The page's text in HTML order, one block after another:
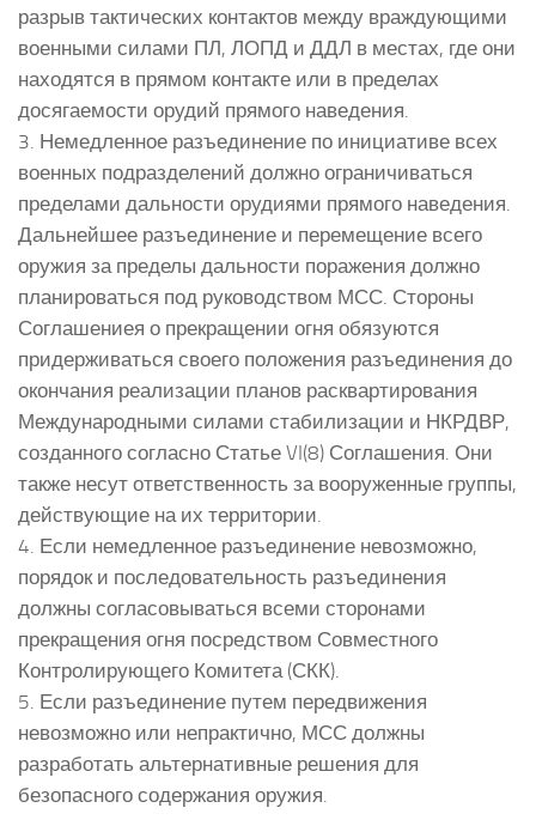
разрыв тактических контактов между враждующими
военными силами ПЛ, ЛОПД и ДДЛ в местах, где они
находятся в прямом контакте или в пределах
досягаемости орудий прямого наведения.
3. Немедленное разъединение по инициативе всех
военных подразделений должно ограничиваться
пределами дальности орудиями прямого наведения.
Дальнейшее разъединение и перемещение всего
оружия за пределы дальности поражения должно
планироваться под руководством МСС. Стороны
Соглашениея о прекращении огня обязуются
придерживаться своего положения разъединения до
окончания реализации планов расквартирования
Международными силами стабилизации и НКРДВР,
созданного согласно Статье VI(8) Соглашения. Они
также несут ответственность за вооруженные группы,
действующие на их территории.
4. Если немедленное разъединение невозможно,
порядок и последовательность разъединения
должны согласовываться всеми сторонами
прекращения огня посредством Совместного
Контролирующего Комитета (СКК).
5. Если разъединение путем передвижения
невозможно или непрактично, МСС должны
разработать альтернативные решения для
безопасного содержания оружия.